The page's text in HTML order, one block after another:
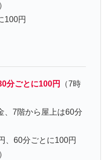
100円
分ごとに100円
（7時
7階から屋上は60分
、60分ごとに100円